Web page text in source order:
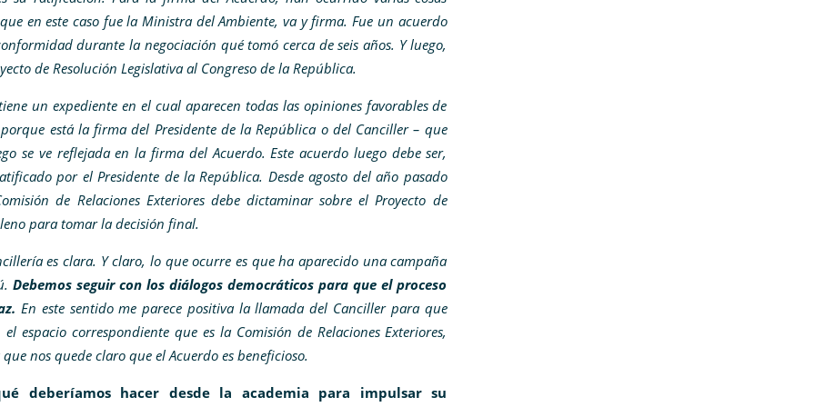
en este caso fue la Ministra del Ambiente, va y firma. Fue un acuerdo
durante la negociación qué tomó cerca de seis años. Y luego,
de Resolución Legislativa al Congreso de la República.
un expediente en el cual aparecen todas las opiniones favorables de
está la firma del Presidente de la República o del Canciller – que
se ve reflejada en la firma del Acuerdo. Este acuerdo luego debe ser,
por el Presidente de la República. Desde agosto del año pasado
de Relaciones Exteriores debe dictaminar sobre el Proyecto de
para tomar la decisión final.
es clara. Y claro, lo que ocurre es que ha aparecido una campaña
Debemos seguir con los diálogos democráticos para que el proceso
En este sentido me parece positiva la llamada del Canciller para que
espacio correspondiente que es la Comisión de Relaciones Exteriores,
nos quede claro que el Acuerdo es beneficioso.
deberíamos hacer desde la academia para impulsar su